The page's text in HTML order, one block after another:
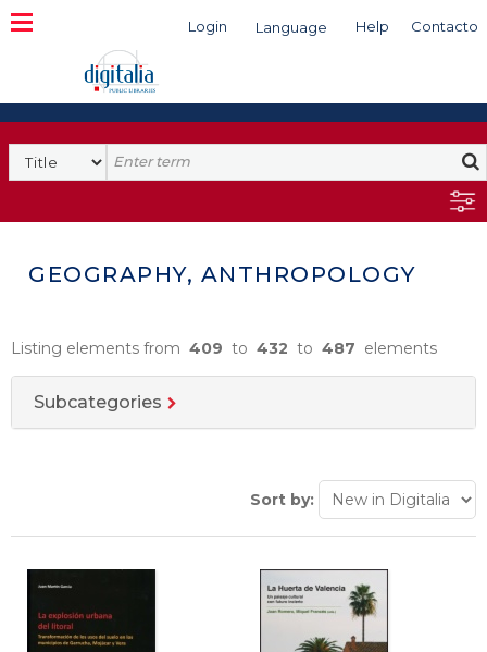
Login Language Help Contacto
Search
GEOGRAPHY, ANTHROPOLOGY
Listing elements from 409 to 432 to 487 elements
Subcategories
Sort by: